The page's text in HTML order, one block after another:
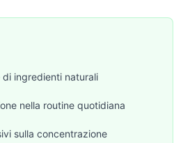
di ingredienti naturali
nella routine quotidiana
sulla concentrazione